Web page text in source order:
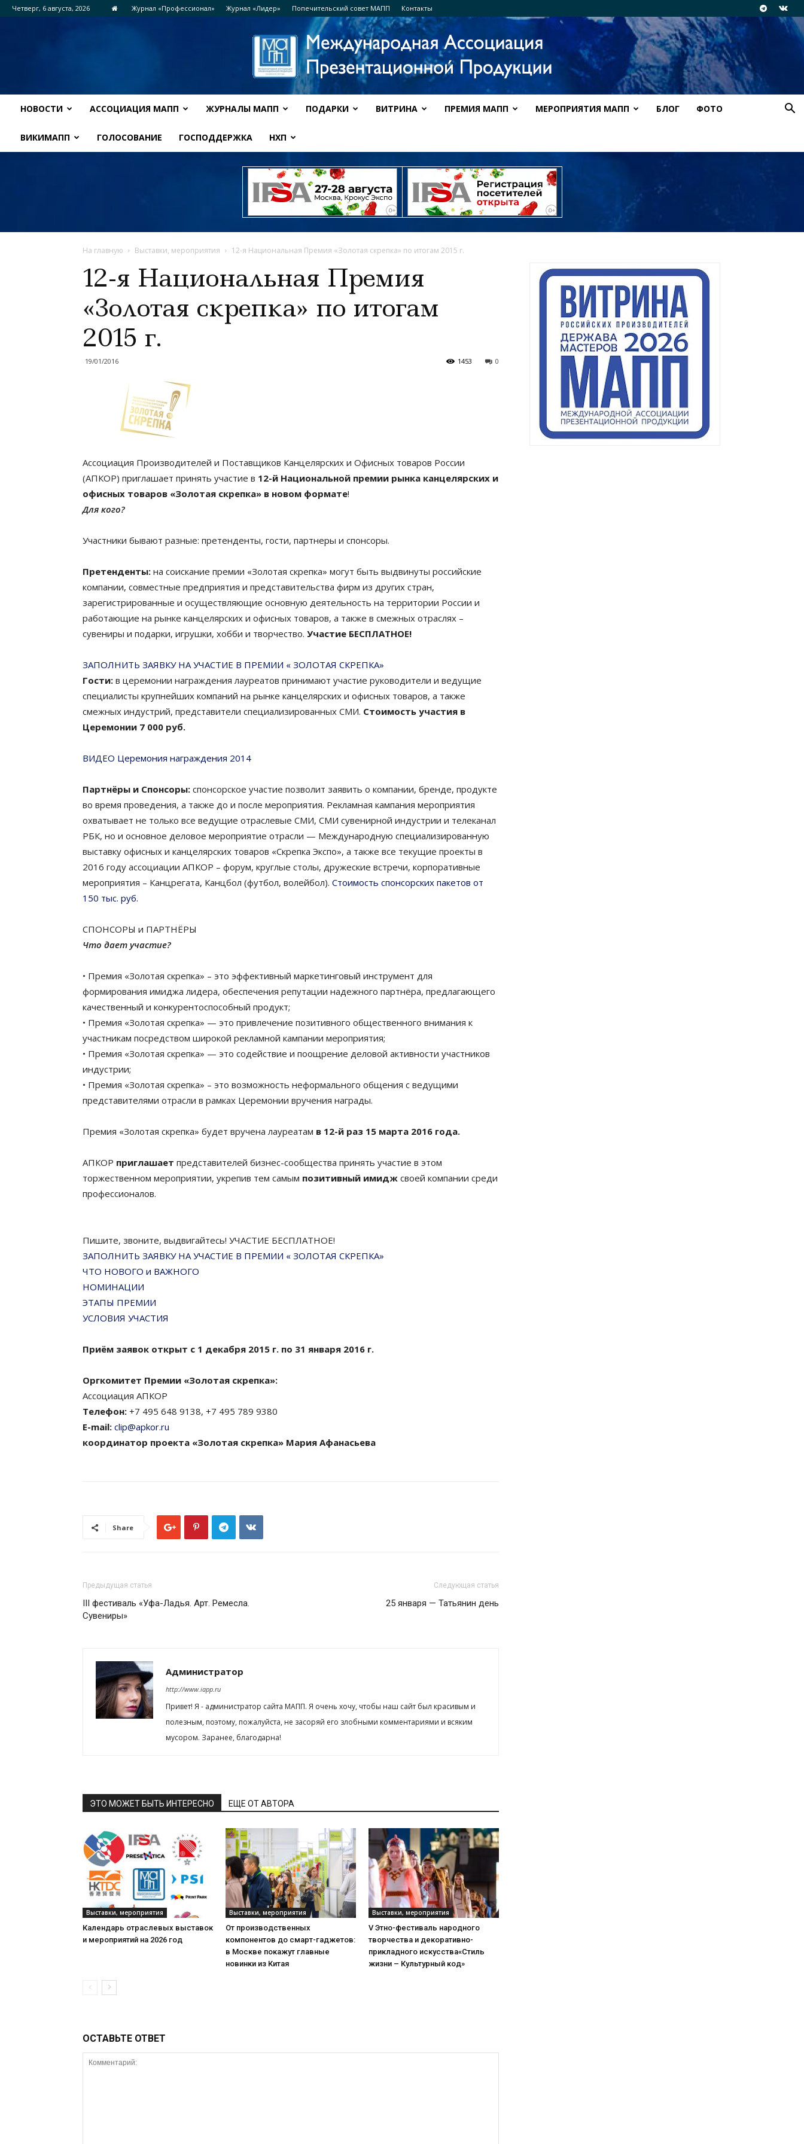
Четверг, 6 августа, 2026 Журнал «Профессионал» Журнал «Лидер» Попечительский совет МАПП Контакты
НОВОСТИ АССОЦИАЦИЯ МАПП ЖУРНАЛЫ МАПП ПОДАРКИ ВИТРИНА ПРЕМИЯ МАПП МЕРОПРИЯТИЯ МАПП БЛОГ ФОТО
ВИКИМАПП ГОЛОСОВАНИЕ ГОСПОДДЕРЖКА НХП
На главную Выставки, мероприятия 12-я Национальная Премия «Золотая скрепка» по итогам 2015 г.
12-я Национальная Премия
«Золотая скрепка» по итогам
2015 г.
19/01/2016 0
1453
Ассоциация Производителей и Поставщиков Канцелярских и Офисных товаров России
(АПКОР) приглашает принять участие в 12-й Национальной премии рынка канцелярских и
офисных товаров «Золотая скрепка» в новом формате!
Для кого?
Участники бывают разные: претенденты, гости, партнеры и спонсоры.
Претенденты: на соискание премии «Золотая скрепка» могут быть выдвинуты российские
компании, совместные предприятия и представительства фирм из других стран,
зарегистрированные и осуществляющие основную деятельность на территории России и
работающие на рынке канцелярских и офисных товаров, а также в смежных отраслях –
сувениры и подарки, игрушки, хобби и творчество. Участие БЕСПЛАТНОЕ!
ЗАПОЛНИТЬ ЗАЯВКУ НА УЧАСТИЕ В ПРЕМИИ « ЗОЛОТАЯ СКРЕПКА»
Гости: в церемонии награждения лауреатов принимают участие руководители и ведущие
специалисты крупнейших компаний на рынке канцелярских и офисных товаров, а также
смежных индустрий, представители специализированных СМИ. Стоимость участия в
Церемонии 7 000 руб.
ВИДЕО Церемония награждения 2014
Партнёры и Спонсоры: спонсорское участие позволит заявить о компании, бренде, продукте
во время проведения, а также до и после мероприятия. Рекламная кампания мероприятия
охватывает не только все ведущие отраслевые СМИ, СМИ сувенирной индустрии и телеканал
РБК, но и основное деловое мероприятие отрасли — Международную специализированную
выставку офисных и канцелярских товаров «Скрепка Экспо», а также все текущие проекты в
2016 году ассоциации АПКОР – форум, круглые столы, дружеские встречи, корпоративные
мероприятия – Канцрегата, Канцбол (футбол, волейбол). Стоимость спонсорских пакетов от
150 тыс. руб.
СПОНСОРЫ и ПАРТНЁРЫ
Что дает участие?
• Премия «Золотая скрепка» – это эффективный маркетинговый инструмент для
формирования имиджа лидера, обеспечения репутации надежного партнёра, предлагающего
качественный и конкурентоспособный продукт;
• Премия «Золотая скрепка» — это привлечение позитивного общественного внимания к
участникам посредством широкой рекламной кампании мероприятия;
• Премия «Золотая скрепка» — это содействие и поощрение деловой активности участников
индустрии;
• Премия «Золотая скрепка» – это возможность неформального общения с ведущими
представителями отрасли в рамках Церемонии вручения награды.
Премия «Золотая скрепка» будет вручена лауреатам в 12-й раз 15 марта 2016 года.
АПКОР приглашает представителей бизнес-сообщества принять участие в этом
торжественном мероприятии, укрепив тем самым позитивный имидж своей компании среди
профессионалов.
Пишите, звоните, выдвигайтесь! УЧАСТИЕ БЕСПЛАТНОЕ!
ЗАПОЛНИТЬ ЗАЯВКУ НА УЧАСТИЕ В ПРЕМИИ « ЗОЛОТАЯ СКРЕПКА»
ЧТО НОВОГО и ВАЖНОГО
НОМИНАЦИИ
ЭТАПЫ ПРЕМИИ
УСЛОВИЯ УЧАСТИЯ
Приём заявок открыт с 1 декабря 2015 г. по 31 января 2016 г.
Оргкомитет Премии «Золотая скрепка»:
Ассоциация АПКОР
Телефон: +7 495 648 9138, +7 495 789 9380
E-mail: clip@apkor.ru
координатор проекта «Золотая скрепка» Мария Афанасьева
Share
Предыдущая статья
III фестиваль «Уфа-Ладья. Арт. Ремесла.
Сувениры»
Следующая статья
25 января — Татьянин день
Администратор
http://www.iapp.ru
Привет! Я - администратор сайта МАПП. Я очень хочу, чтобы наш сайт был красивым и
полезным, поэтому, пожалуйста, не засоряй его злобными комментариями и всяким
мусором. Заранее, благодарна!
ЭТО МОЖЕТ БЫТЬ ИНТЕРЕСНО ЕЩЕ ОТ АВТОРА
Выставки, мероприятия
Календарь отраслевых выставок
и мероприятий на 2026 год
Выставки, мероприятия
От производственных
компонентов до смарт-гаджетов:
в Москве покажут главные
новинки из Китая
Выставки, мероприятия
V Этно-фестиваль народного
творчества и декоративно-
прикладного искусства«Стиль
жизни – Культурный код»
ОСТАВЬТЕ ОТВЕТ